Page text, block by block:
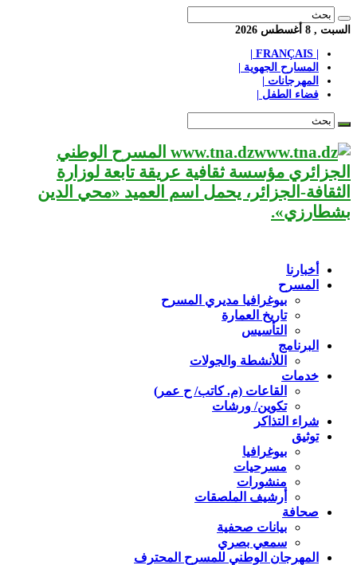
السبت , 8 أغسطس 2026
المسارح الجهوية |
المهرجانات |
فضاء الطفل |
www.tna.dz المسرح الوطني
الجزائري مؤسسة ثقافية عريقة تابعة لوزارة
الثقافة-الجزائر، يحمل اسم العميد «محي الدين
بشطارزي».
أخبارنا
المسرح
بيوغرافيا مديري المسرح
تاريخ العمارة
التأسيس
البرنامج
اللأنشطة والجولات
خدمات
القاعات (م. كاتب/ ح عمر)
تكوين/ ورشات
شراء التذاكر
توثيق
بيوغرافيا
مسرحيات
منشورات
أرشيف الملصقات
صحافة
بيانات صحفية
سمعي بصري
المهرجان الوطني للمسرح المحترف